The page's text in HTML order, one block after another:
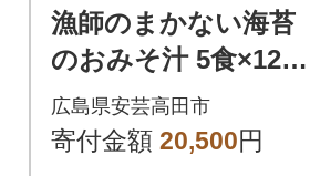
漁師のまかない海苔
のおみそ汁 5食×12袋
[No5895-0483]
広島県安芸高田市
寄付金額 20,500円